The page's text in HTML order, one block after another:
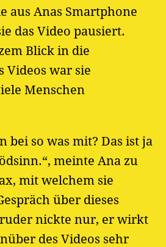
aus Anas Smartphone
das Video pausiert.
Blick in die
Videos war sie
Menschen
bei so was mit? Das ist ja
meinte Ana zu
mit welchem sie
über dieses
nickte nur, er wirkt
des Videos sehr